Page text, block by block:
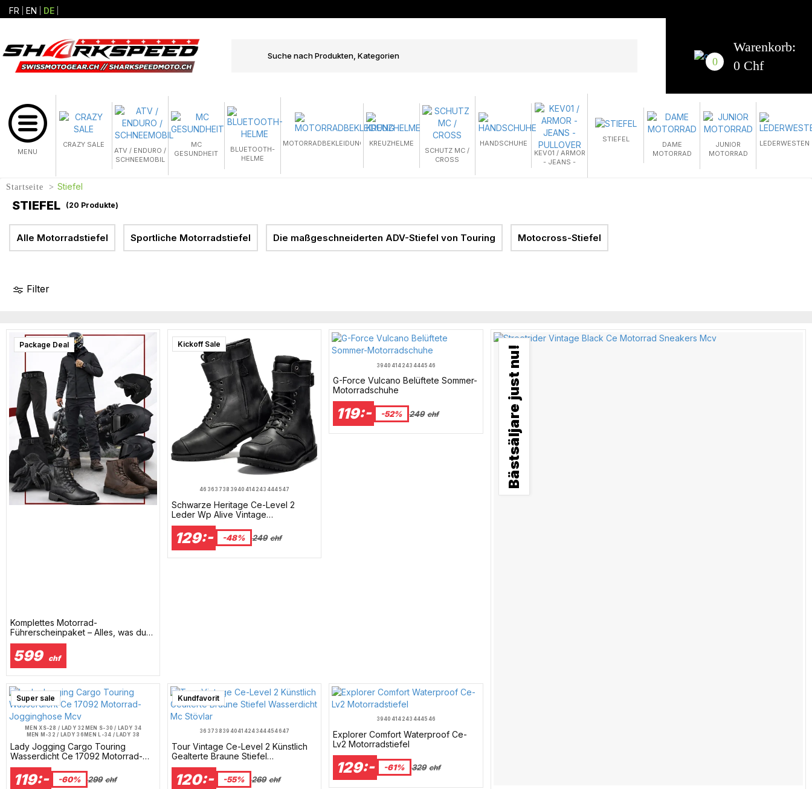
FR EN DE
0
Warenkorb:
0 Chf
MENU
CRAZY SALE
ATV / ENDURO /
SCHNEEMOBIL
MC
GESUNDHEIT
BLUETOOTH-
HELME
MOTORRADBEKLEIDUNG
KREUZHELME
SCHUTZ MC /
CROSS
HANDSCHUHE
KEV01 / ARMOR
- JEANS -
STIEFEL
DAME
MOTORRAD
JUNIOR
MOTORRAD
LEDERWESTEN
Startseite Stiefel
STIEFEL (20 Produkte)
Alle Motorradstiefel Sportliche Motorradstiefel Die maßgeschneiderten ADV-Stiefel von Touring Motocross-Stiefel
Filter
Package Deal
Komplettes Motorrad-
Führerscheinpaket – Alles, was du
brauchst
599 chf
Kickoff Sale
46 36 37 38 3940 414243 444547
Schwarze Heritage Ce-Level 2
Leder Wp Alive Vintage
Motorradstiefel Ds1
129:- -48% 249 chf
Bästsäljare just nu!
3940 414243 4445 46
G-Force Vulcano Belüftete Sommer-
Motorradschuhe
119:- -52% 249 chf
Super sale
MEN XS-28 / LADY 32 MEN S-30 / LADY 34
MEN M-32 / LADY 36 MEN L-34 / LADY 38
MEN 3XL-40 / LADY 44MEN 4XL-42 / LADY 46
Lady Jogging Cargo Touring
Wasserdicht Ce 17092 Motorrad-
Jogginghose Mcv
119:- -60% 299 chf
Surprise
Kundfavorit
36 37 38 39 4041 424344454647
Tour Vintage Ce-Level 2 Künstlich
Gealterte Braune Stiefel
Wasserdicht Mc Stövlar
120:- -55% 269 chf
3940 414243 4445 46
Explorer Comfort Waterproof Ce-
Lv2 Motorradstiefel
129:- -61% 329 chf